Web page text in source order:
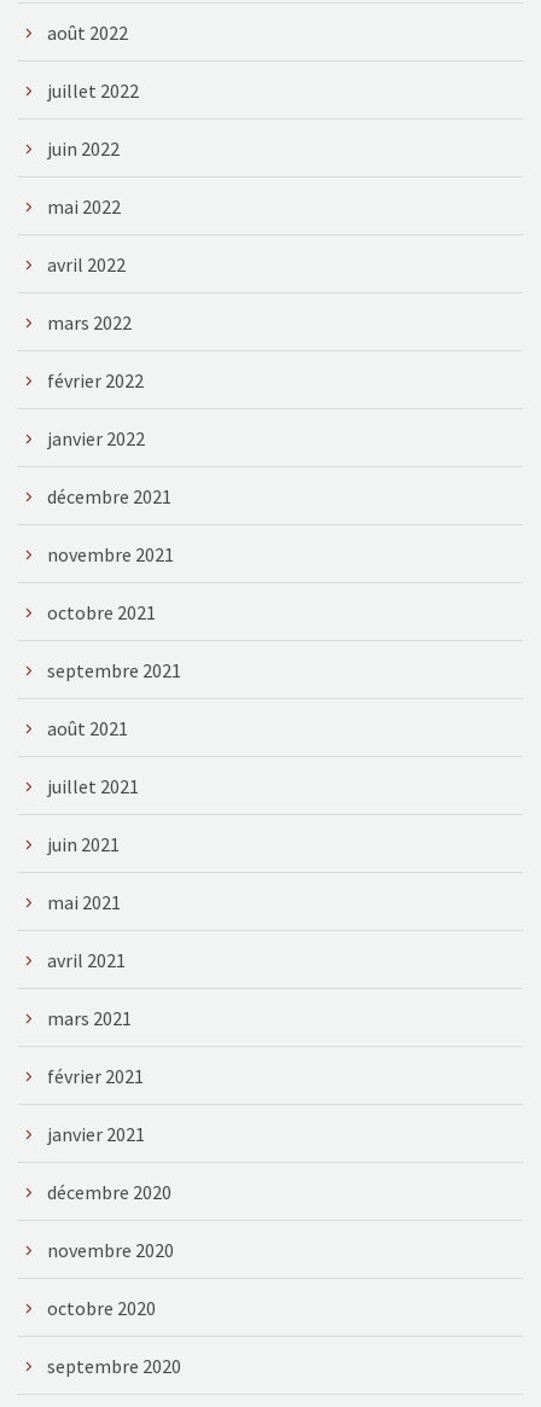
août 2022
juillet 2022
juin 2022
mai 2022
avril 2022
mars 2022
février 2022
janvier 2022
décembre 2021
novembre 2021
octobre 2021
septembre 2021
août 2021
juillet 2021
juin 2021
mai 2021
avril 2021
mars 2021
février 2021
janvier 2021
décembre 2020
novembre 2020
octobre 2020
septembre 2020